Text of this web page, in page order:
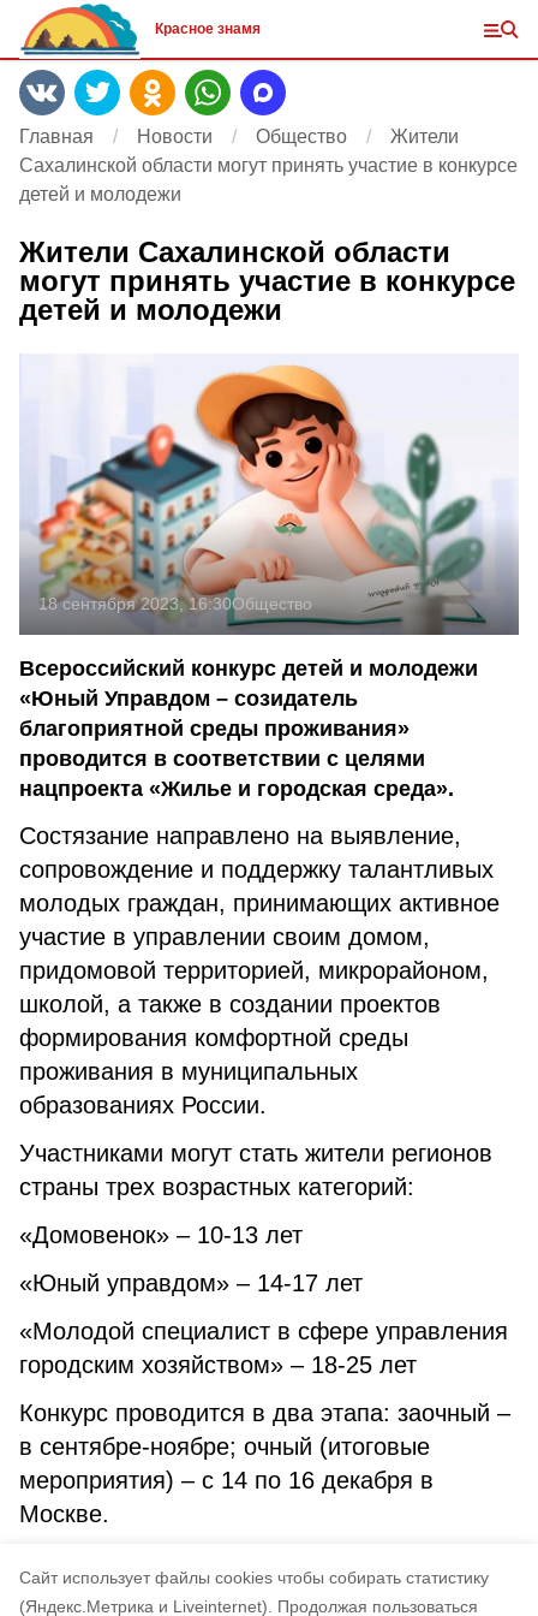
Cайт использует файлы cookies чтобы собирать статистику
(Яндекс.Метрика и Liveinternet).
Продолжая пользоваться
Красное знамя
Главная Новости Общество
Жители
Сахалинской области могут принять участие в конкурсе
детей и молодежи
Жители Сахалинской области
могут принять участие в конкурсе
детей и молодежи
18 сентября 2023, 16:30Общество
Всероссийский конкурс детей и молодежи
«Юный Управдом – созидатель
благоприятной среды проживания»
проводится в соответствии с целями
нацпроекта «Жилье и городская среда».
Состязание направлено на выявление,
сопровождение и поддержку талантливых
молодых граждан, принимающих активное
участие в управлении своим домом,
придомовой территорией, микрорайоном,
школой, а также в создании проектов
формирования комфортной среды
проживания в муниципальных
образованиях России.
Участниками могут стать жители регионов
страны трех возрастных категорий:
«Домовенок» – 10-13 лет
«Юный управдом» – 14-17 лет
«Молодой специалист в сфере управления
городским хозяйством» – 18-25 лет
Конкурс проводится в два этапа: заочный –
в сентябре-ноябре; очный (итоговые
мероприятия) – с 14 по 16 декабря в
Москве.
конкурса.